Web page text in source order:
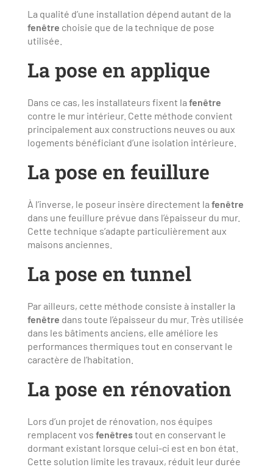
La qualité d’une installation dépend autant de la
fenêtre choisie que de la technique de pose
utilisée.
La pose en applique
Dans ce cas, les installateurs fixent la fenêtre
contre le mur intérieur. Cette méthode convient
principalement aux constructions neuves ou aux
logements bénéficiant d’une isolation intérieure.
La pose en feuillure
À l’inverse, le poseur insère directement la fenêtre
dans une feuillure prévue dans l’épaisseur du mur.
Cette technique s’adapte particulièrement aux
maisons anciennes.
La pose en tunnel
Par ailleurs, cette méthode consiste à installer la
fenêtre dans toute l’épaisseur du mur. Très utilisée
dans les bâtiments anciens, elle améliore les
performances thermiques tout en conservant le
caractère de l’habitation.
La pose en rénovation
Lors d’un projet de rénovation, nos équipes
remplacent vos fenêtrestout en conservant le
dormant existant lorsque celui-ci est en bon état.
Cette solution limite les travaux, réduit leur durée